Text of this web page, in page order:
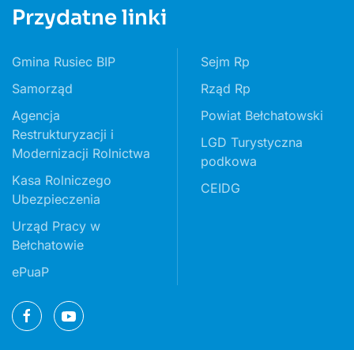
Przydatne linki
Gmina Rusiec BIP
Samorząd
Agencja
Restrukturyzacji i
Modernizacji Rolnictwa
Kasa Rolniczego
Ubezpieczenia
Urząd Pracy w
Bełchatowie
ePuaP
Sejm Rp
Rząd Rp
Powiat Bełchatowski
LGD Turystyczna
podkowa
CEIDG